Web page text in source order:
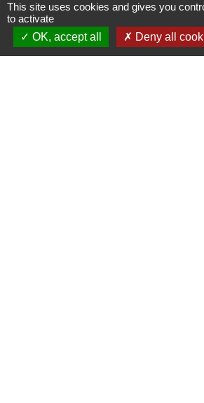
Grand Périgueux
This site uses cookies and gives you
to activate
OK, accept all
Deny all